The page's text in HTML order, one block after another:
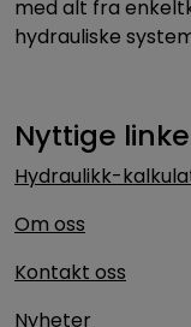
med alt fra
hydrauliske
Nyttige
Hydraulikk-
Om oss
Kontakt oss
Nyheter